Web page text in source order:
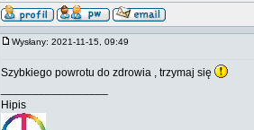
Wysłany: 2021-11-15, 09:49
Szybkiego powrotu do zdrowia , trzymaj się
Hipis